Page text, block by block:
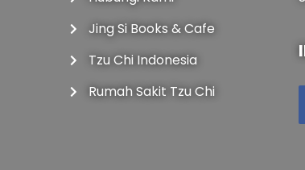
Jing Si Books & Cafe
Tzu Chi Indonesia
Rumah Sakit Tzu Chi